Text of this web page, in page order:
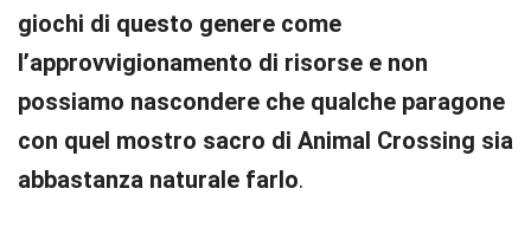
giochi di questo genere come
l’approvvigionamento di risorse e non
possiamo nascondere che qualche paragone
con quel mostro sacro di Animal Crossing sia
abbastanza naturale farlo.